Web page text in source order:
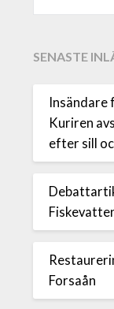
SENASTE
Kuriren
efter sill
Forsaån